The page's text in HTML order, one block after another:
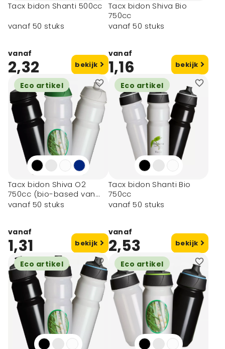
Tacx bidon Shanti 500cc
vanaf 50 stuks
vanaf
2,32 bekijk
Tacx bidon Shiva Bio
750cc
vanaf 50 stuks
vanaf
1,16 bekijk
Eco artikel
Tacx bidon Shiva O2
750cc (bio-based van
suikerriet)
vanaf 50 stuks
vanaf
1,31 bekijk
Eco artikel
Tacx bidon Shanti Bio
750cc
vanaf 50 stuks
vanaf
2,53 bekijk
Eco artikel Eco artikel